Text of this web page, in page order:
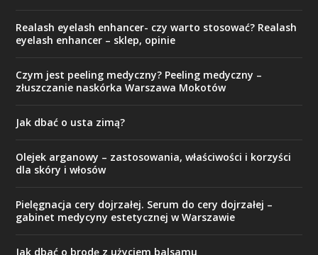
Realash eyelash enhancer- czy warto stosować? Realash
eyelash enhancer – sklep, opinie
Czym jest peeling medyczny? Peeling medyczny –
złuszczanie naskórka Warszawa Mokotów
Jak dbać o usta zimą?
Olejek arganowy – zastosowania, właściwości i korzyści
dla skóry i włosów
Pielęgnacja cery dojrzałej. Serum do cery dojrzałej –
gabinet medycyny estetycznej w Warszawie
Jak dbać o brodę z użyciem balsamu